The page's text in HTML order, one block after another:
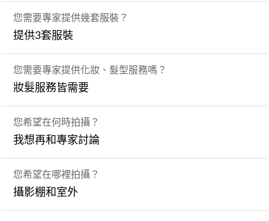
您需要專家提供幾套服裝？
提供3套服裝
您需要專家提供化妝、髮型服務嗎？
妝髮服務皆需要
您希望在何時拍攝？
我想再和專家討論
您希望在哪裡拍攝？
攝影棚和室外